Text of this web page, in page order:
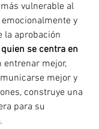
vulnerable al
y
la aprobación
quien se centra en
entrenar mejor,
mejor y
construye una
para su
.